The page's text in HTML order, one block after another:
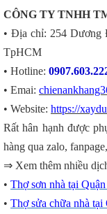
CÔNG TY TNHH
• Địa chỉ: 254 Dương
TpHCM
• Hotline:
• Emai:
• Website: https://
Rất hân hạnh được
hàng qua zalo,
⇒ Xem thêm nhiều
• Thợ sơn nhà tại
• Thợ sửa chữa nhà